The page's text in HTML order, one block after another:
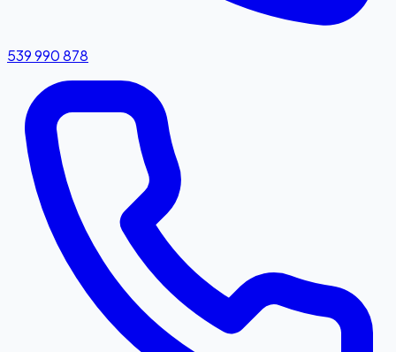
539 990 878